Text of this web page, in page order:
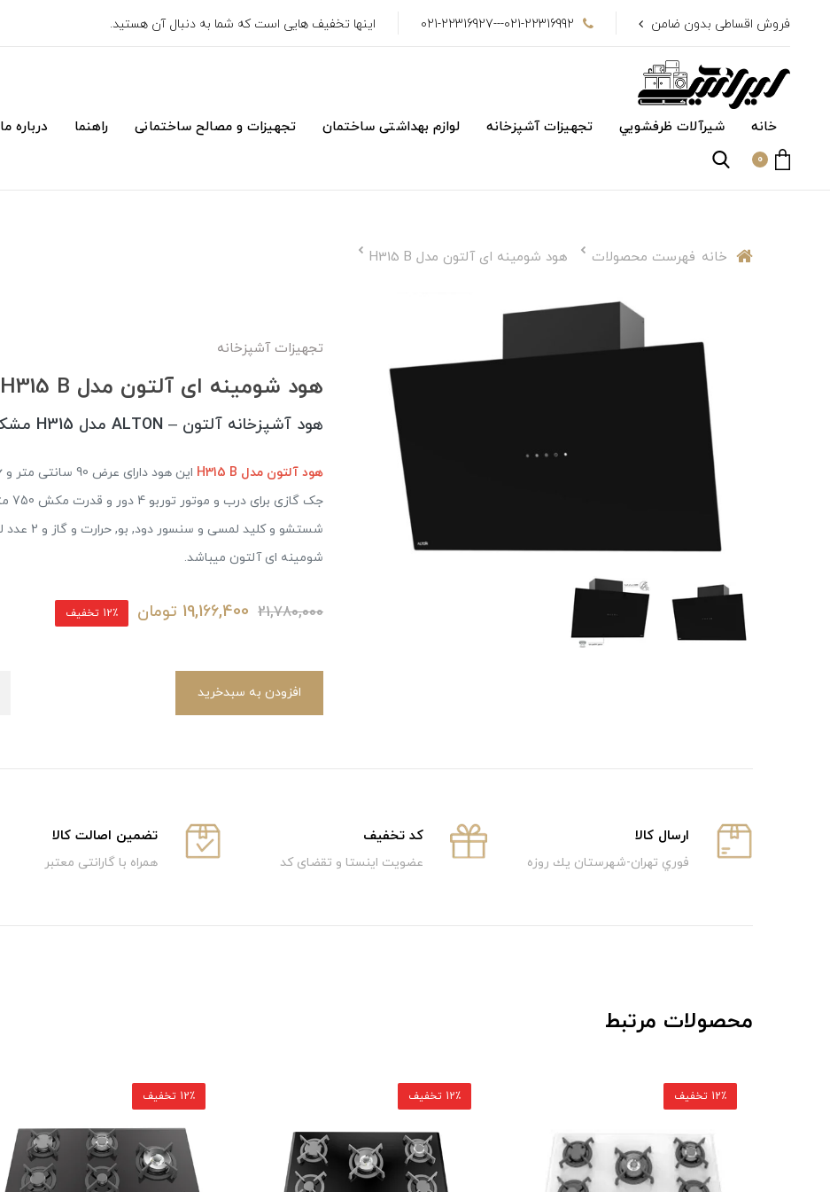
فروش اقساطی بدون ضامن 021-22316992---021-22316927 اینها تخفیف هایی است که شما به دنبال آن هستید.
خانه شیرآلات ظرفشويي تجهیزات آشپزخانه لوازم بهداشتی ساختمان تجهیزات و مصالح ساختمانی راهنما درباره ما
0
خانه فهرست محصولات هود شومینه ای آلتون مدل H315 B
تجهیزات آشپزخانه
هود شومینه ای آلتون مدل H315 B
هود آشپزخانه آلتون – ALTON مدل H315 مشکی
هود آلتون مدل H315 B
شومینه ای آلتون میباشد.
21,780,000
19,166,400 تومان 12٪ تخفیف
افزودن به سبدخرید
ارسال كالا
فوري تهران-شهرستان يك روزه
كد تخفيف
عضویت اینستا و تقضای کد
تضمین اصالت کالا
همراه با گارانتی معتبر
محصولات مرتبط
12٪ تخفیف 12٪ تخفیف 12٪ تخفیف